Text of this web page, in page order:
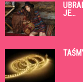
JE...